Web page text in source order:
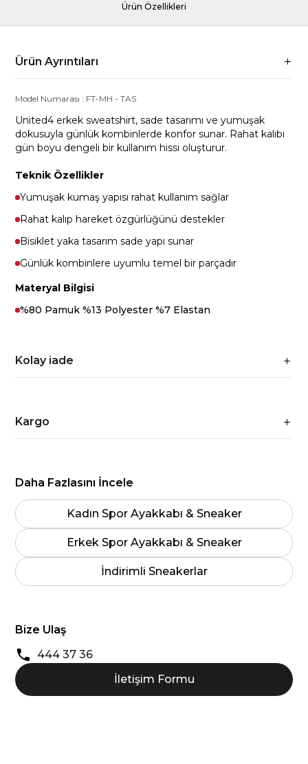
Ürün Özellikleri
Ürün Ayrıntıları
Model Numarası : FT-MH -TAS
United4 erkek sweatshirt, sade tasarımı ve yumuşak
dokusuyla günlük kombinlerde konfor sunar. Rahat kalıbı
gün boyu dengeli bir kullanım hissi oluşturur.
Teknik Özellikler
Yumuşak kumaş yapısı rahat kullanım sağlar
Rahat kalıp hareket özgürlüğünü destekler
Bisiklet yaka tasarım sade yapı sunar
Günlük kombinlere uyumlu temel bir parçadır
Materyal Bilgisi
%80 Pamuk %13 Polyester %7 Elastan
Kolay iade
Kargo
Daha Fazlasını İncele
Kadın Spor Ayakkabı & Sneaker
Erkek Spor Ayakkabı & Sneaker
İndirimli Sneakerlar
Bize Ulaş
444 37 36
İletişim Formu